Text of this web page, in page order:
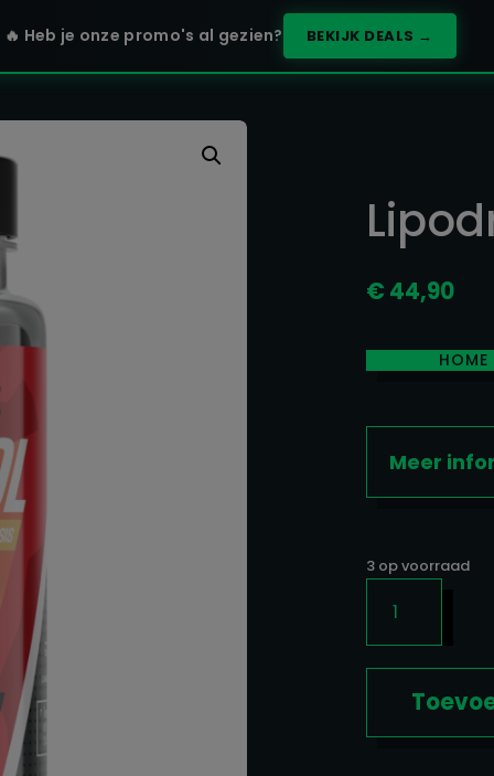
🔥 Heb je onze promo's al gezien? BEKIJK DEALS →
€ 44,90
HOME
Meer
3 op voorraad
90CAPS
AANTAL